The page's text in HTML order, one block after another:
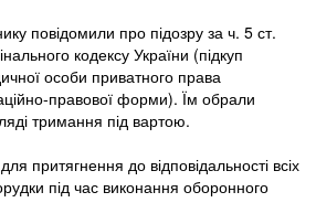
повідомили про підозру за ч. 5 ст.
кодексу України (підкуп
особи приватного права
правової форми). Їм обрали
тримання під вартою.
притягнення до відповідальності всіх
під час виконання оборонного